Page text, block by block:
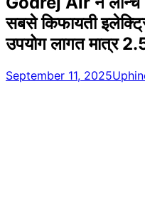
सबसे किफायती
उपयोग लागत मात्र
September 11, 2025